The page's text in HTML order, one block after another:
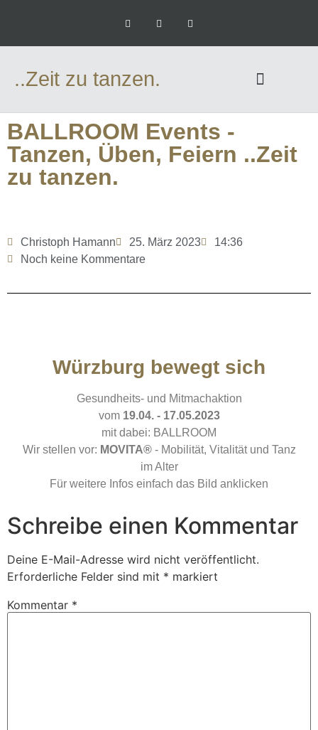
..Zeit zu tanzen.
BALLROOM Events -
Tanzen, Üben, Feiern ..Zeit
zu tanzen.
Christoph Hamann 25. März 2023
14:36
Noch keine Kommentare
Würzburg bewegt sich
Gesundheits- und Mitmachaktion
vom 19.04. - 17.05.2023
mit dabei: BALLROOM
Wir stellen vor: MOVITA®- Mobilität, Vitalität und Tanz
im Alter
Für weitere Infos einfach das Bild anklicken
Schreibe einen Kommentar
Deine E-Mail-Adresse wird nicht veröffentlicht.
Erforderliche Felder sind mit * markiert
Kommentar *